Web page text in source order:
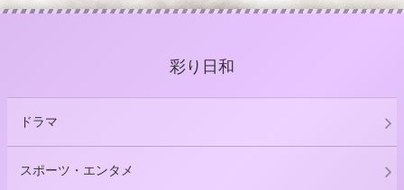
彩り日和
ドラマ
スポーツ・エンタメ